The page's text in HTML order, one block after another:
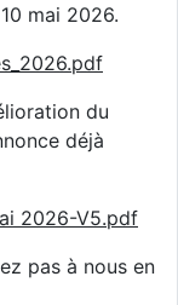
mai 2026.
du
déjà
2026-V5.pdf
pas à nous en